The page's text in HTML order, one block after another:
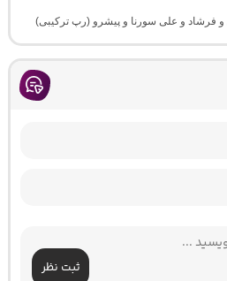
و فرشاد و علی سورنا و پیشرو (رپ ترکیبی)
ثبت نظر